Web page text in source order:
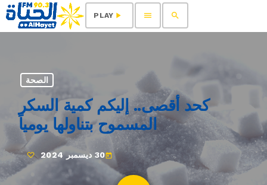
search
menu
play_arrow
PLAY
الصحة
كحد أقصى.. إليكم كمية السكر
المسموح بتناولها يومياً
today30 ديسمبر 2024